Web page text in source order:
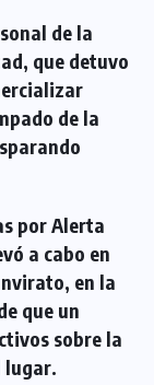
de la
que detuvo
de la
por Alerta
a cabo en
en la
que un
sobre la
lugar.